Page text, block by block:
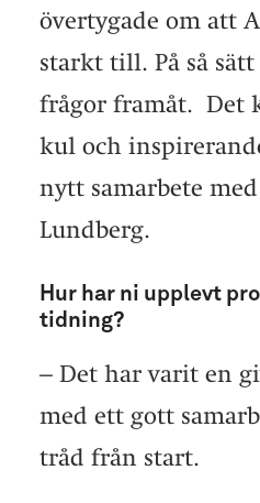
övertygade om att
starkt till. På så
frågor framåt. Det
kul och
nytt samarbete
Lundberg.
Hur har ni upplevt
tidning?
– Det har varit en
med ett gott
tråd från start.